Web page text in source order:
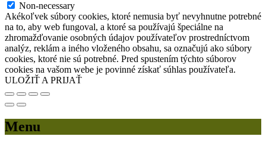
Non-necessary
Akékoľvek súbory cookies, ktoré nemusia byť nevyhnutne potrebné
na to, aby web fungoval, a ktoré sa používajú špeciálne na
zhromažďovanie osobných údajov používateľov prostredníctvom
analýz, reklám a iného vloženého obsahu, sa označujú ako súbory
cookies, ktoré nie sú potrebné. Pred spustením týchto súborov
cookies na vašom webe je povinné získať súhlas používateľa.
ULOŽIŤ A PRIJAŤ
Menu